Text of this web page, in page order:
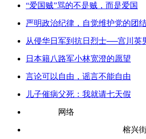
“爱国贼”骂的不是贼，而是爱国
严明政治纪律，自觉维护党的团
从侵华日军到抗日烈士──宫川英
日本籍八路军小林宽澄的愿望
言论可以自由，谣言不能自由
儿子催病父死：我就请七天假
网络
榕兴街